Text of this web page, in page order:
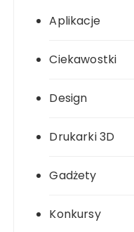
Aplikacje
Ciekawostki
Design
Drukarki 3D
Gadżety
Konkursy